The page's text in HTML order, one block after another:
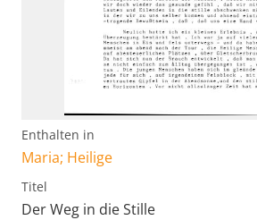
Enthalten in
Maria; Heilige
Titel
Der Weg in die Stille